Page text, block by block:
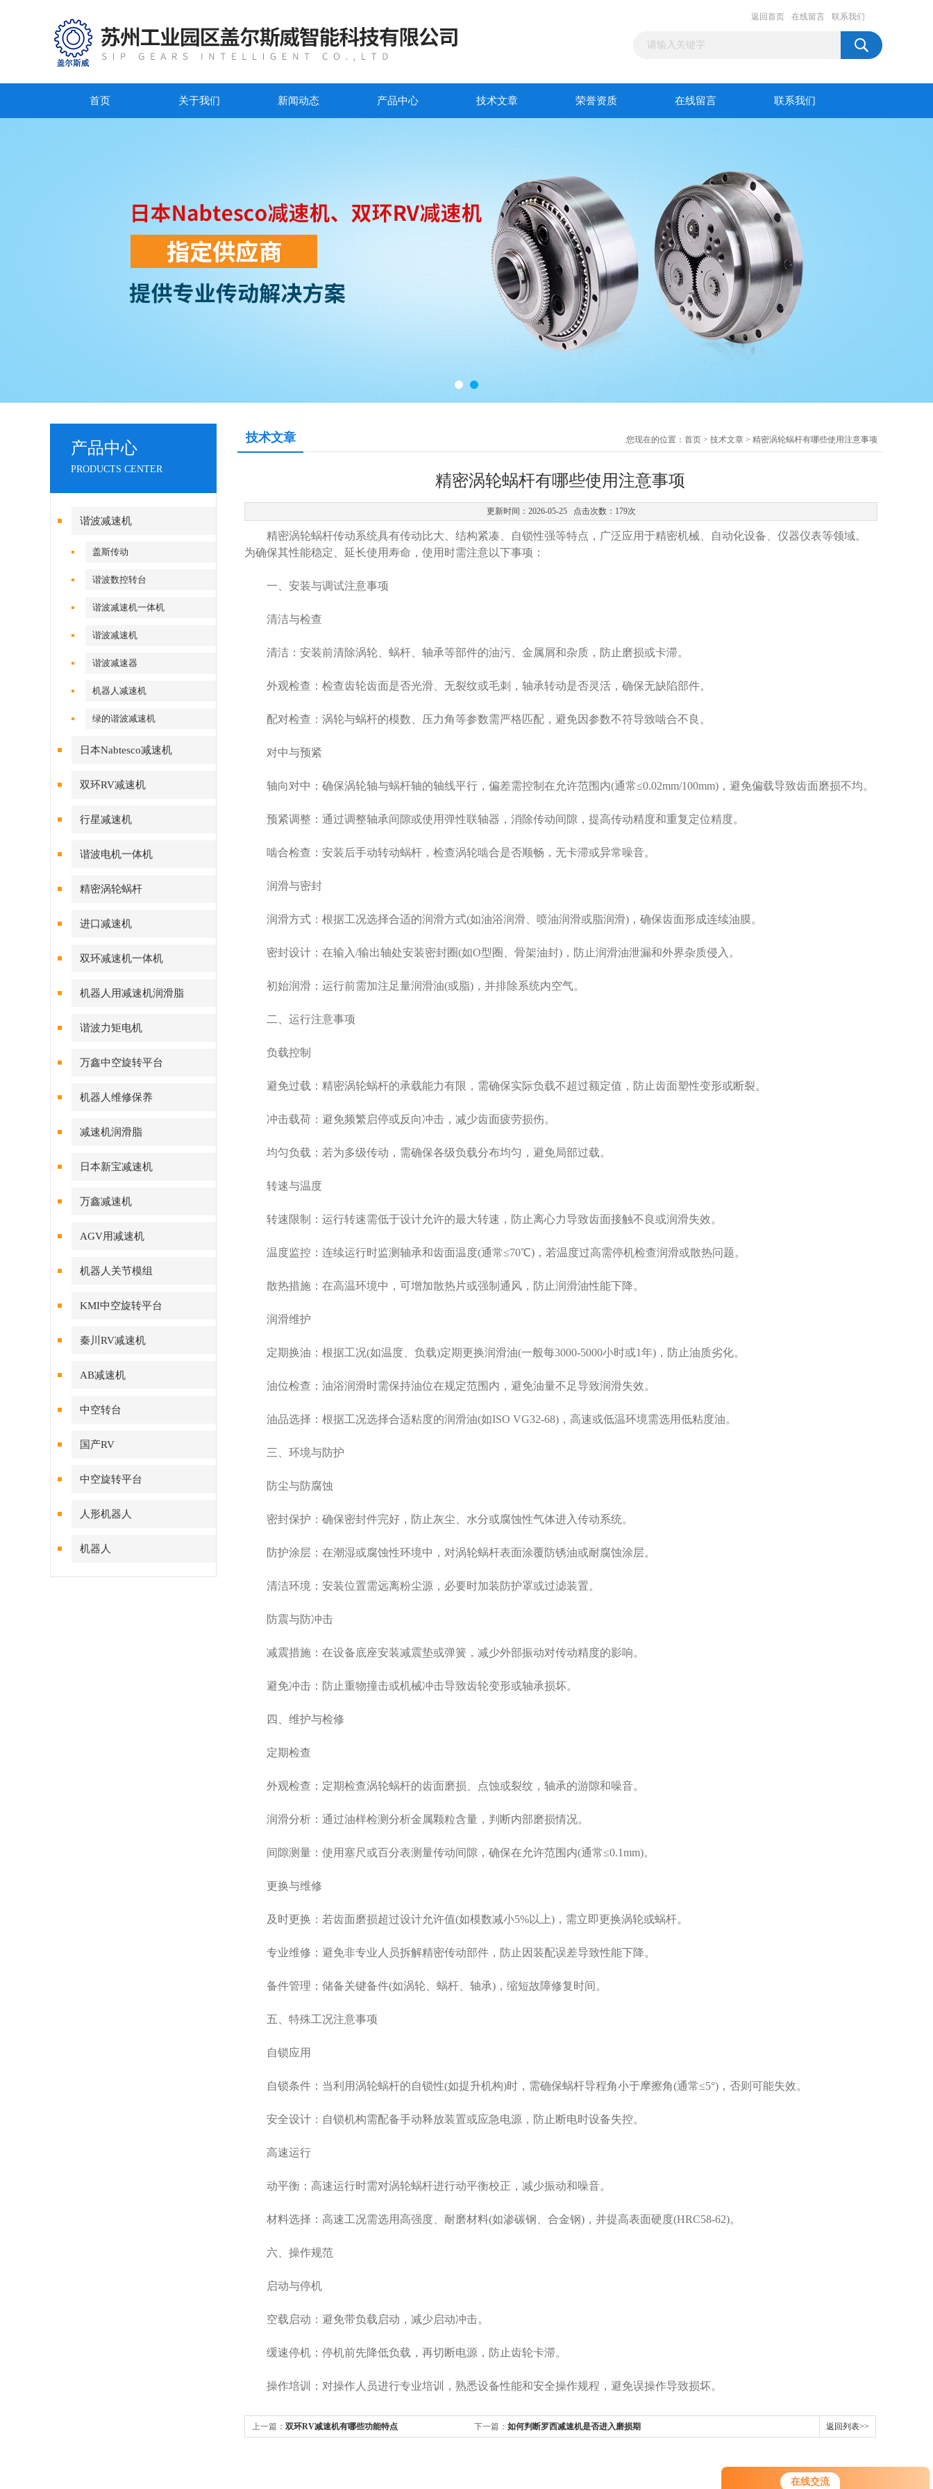
在线交流
返回首页 在线留言 联系我们
首页 关于我们 新闻动态 产品中心 技术文章 荣誉资质 在线留言 联系我们
产品中心
PRODUCTS CENTER
谐波减速机
盖斯传动
谐波数控转台
谐波减速机一体机
谐波减速机
谐波减速器
机器人减速机
绿的谐波减速机
日本Nabtesco减速机
双环RV减速机
行星减速机
谐波电机一体机
精密涡轮蜗杆
进口减速机
双环减速机一体机
机器人用减速机润滑脂
谐波力矩电机
万鑫中空旋转平台
机器人维修保养
减速机润滑脂
日本新宝减速机
万鑫减速机
AGV用减速机
机器人关节模组
KMI中空旋转平台
秦川RV减速机
AB减速机
中空转台
国产RV
中空旋转平台
人形机器人
机器人
技术文章 您现在的位置： 首页 > 技术文章 > 精密涡轮蜗杆有哪些使用注意事项
精密涡轮蜗杆有哪些使用注意事项
更新时间：2026-05-25 点击次数：179次
精密涡轮蜗杆传动系统具有传动比大、结构紧凑、自锁性强等特点，广泛应用于精密机械、自动化设备、仪器仪表等领域。
为确保其性能稳定、延长使用寿命，使用时需注意以下事项：
一、安装与调试注意事项‌
清洁与检查‌
清洁‌：安装前清除涡轮、蜗杆、轴承等部件的油污、金属屑和杂质，防止磨损或卡滞。
外观检查‌：检查齿轮齿面是否光滑、无裂纹或毛刺，轴承转动是否灵活，确保无缺陷部件。
配对检查‌：涡轮与蜗杆的模数、压力角等参数需严格匹配，避免因参数不符导致啮合不良。
对中与预紧‌
轴向对中‌：确保涡轮轴与蜗杆轴的轴线平行，偏差需控制在允许范围内(通常≤0.02mm/100mm)，避免偏载导致齿面磨损不均。
预紧调整‌：通过调整轴承间隙或使用弹性联轴器，消除传动间隙，提高传动精度和重复定位精度。
啮合检查‌：安装后手动转动蜗杆，检查涡轮啮合是否顺畅，无卡滞或异常噪音。
润滑与密封‌
润滑方式‌：根据工况选择合适的润滑方式(如油浴润滑、喷油润滑或脂润滑)，确保齿面形成连续油膜。
密封设计‌：在输入/输出轴处安装密封圈(如O型圈、骨架油封)，防止润滑油泄漏和外界杂质侵入。
初始润滑‌：运行前需加注足量润滑油(或脂)，并排除系统内空气。
二、运行注意事项‌
负载控制‌
避免过载‌：精密涡轮蜗杆的承载能力有限，需确保实际负载不超过额定值，防止齿面塑性变形或断裂。
冲击载荷‌：避免频繁启停或反向冲击，减少齿面疲劳损伤。
均匀负载‌：若为多级传动，需确保各级负载分布均匀，避免局部过载。
转速与温度‌
转速限制‌：运行转速需低于设计允许的最大转速，防止离心力导致齿面接触不良或润滑失效。
温度监控‌：连续运行时监测轴承和齿面温度(通常≤70℃)，若温度过高需停机检查润滑或散热问题。
散热措施‌：在高温环境中，可增加散热片或强制通风，防止润滑油性能下降。
润滑维护‌
定期换油‌：根据工况(如温度、负载)定期更换润滑油(一般每3000-5000小时或1年)，防止油质劣化。
油位检查‌：油浴润滑时需保持油位在规定范围内，避免油量不足导致润滑失效。
油品选择‌：根据工况选择合适粘度的润滑油(如ISO VG32-68)，高速或低温环境需选用低粘度油。
三、环境与防护‌
防尘与防腐蚀‌
密封保护‌：确保密封件完好，防止灰尘、水分或腐蚀性气体进入传动系统。
防护涂层‌：在潮湿或腐蚀性环境中，对涡轮蜗杆表面涂覆防锈油或耐腐蚀涂层。
清洁环境‌：安装位置需远离粉尘源，必要时加装防护罩或过滤装置。
防震与防冲击‌
减震措施‌：在设备底座安装减震垫或弹簧，减少外部振动对传动精度的影响。
避免冲击‌：防止重物撞击或机械冲击导致齿轮变形或轴承损坏。
四、维护与检修‌
定期检查‌
外观检查‌：定期检查涡轮蜗杆的齿面磨损、点蚀或裂纹，轴承的游隙和噪音。
润滑分析‌：通过油样检测分析金属颗粒含量，判断内部磨损情况。
间隙测量‌：使用塞尺或百分表测量传动间隙，确保在允许范围内(通常≤0.1mm)。
更换与维修‌
及时更换‌：若齿面磨损超过设计允许值(如模数减小5%以上)，需立即更换涡轮或蜗杆。
专业维修‌：避免非专业人员拆解精密传动部件，防止因装配误差导致性能下降。
备件管理‌：储备关键备件(如涡轮、蜗杆、轴承)，缩短故障修复时间。
五、特殊工况注意事项‌
自锁应用‌
自锁条件‌：当利用涡轮蜗杆的自锁性(如提升机构)时，需确保蜗杆导程角小于摩擦角(通常≤5°)，否则可能失效。
安全设计‌：自锁机构需配备手动释放装置或应急电源，防止断电时设备失控。
高速运行‌
动平衡‌：高速运行时需对涡轮蜗杆进行动平衡校正，减少振动和噪音。
材料选择‌：高速工况需选用高强度、耐磨材料(如渗碳钢、合金钢)，并提高表面硬度(HRC58-62)。
六、操作规范‌
启动与停机‌
空载启动‌：避免带负载启动，减少启动冲击。
缓速停机‌：停机前先降低负载，再切断电源，防止齿轮卡滞。
操作培训‌：对操作人员进行专业培训，熟悉设备性能和安全操作规程，避免误操作导致损坏。
上一篇： 双环RV减速机有哪些功能特点 下一篇： 如何判断罗西减速机是否进入磨损期 返回列表>>